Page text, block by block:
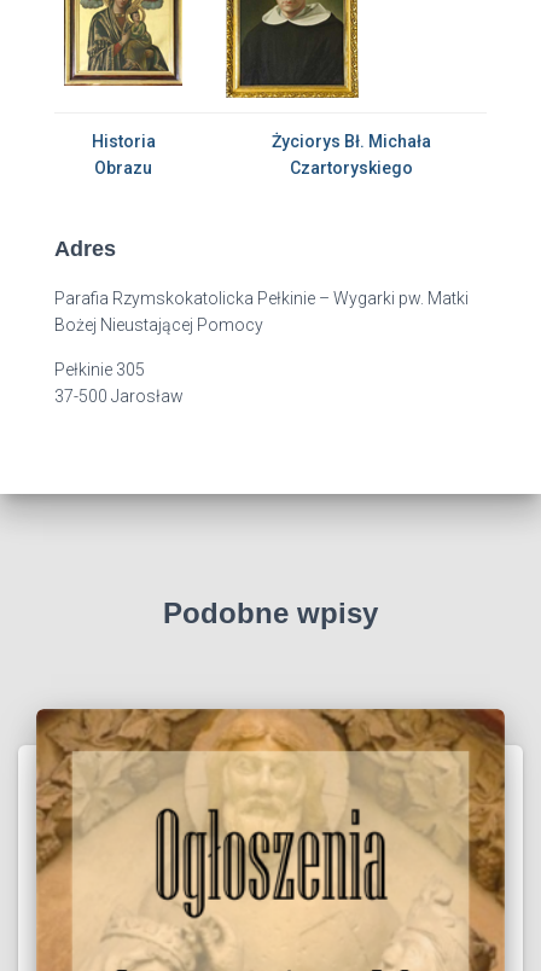
Historia
Obrazu
Życiorys Bł. Michała
Czartoryskiego
Adres
Parafia Rzymskokatolicka Pełkinie – Wygarki pw. Matki
Bożej Nieustającej Pomocy
Pełkinie 305
37-500 Jarosław
Podobne wpisy